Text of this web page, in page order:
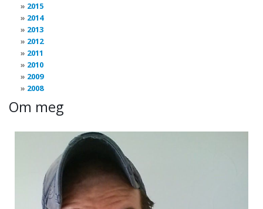
2015
2014
2013
2012
2011
2010
2009
2008
Om meg